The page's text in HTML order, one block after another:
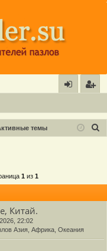
д
ис
тр
темы
1из 1
Китай.
22:02
Азия, Африка, Океания